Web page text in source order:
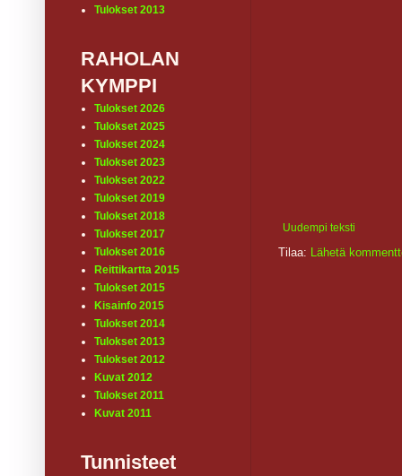
Uudempi teksti
Tilaa: Lähetä
Tulokset 2013
RAHOLAN
KYMPPI
Tulokset 2026
Tulokset 2025
Tulokset 2024
Tulokset 2023
Tulokset 2022
Tulokset 2019
Tulokset 2018
Tulokset 2017
Tulokset 2016
Reittikartta 2015
Tulokset 2015
Kisainfo 2015
Tulokset 2014
Tulokset 2013
Tulokset 2012
Kuvat 2012
Tulokset 2011
Kuvat 2011
Tunnisteet